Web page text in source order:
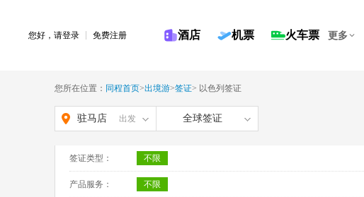
您好，请登录 免费注册 酒店 机票 火车票 更多
您所在位置： 同程首页>出境游>签证> 以色列签证
驻马店 出发 全球签证
签证类型： 不限
产品服务： 不限